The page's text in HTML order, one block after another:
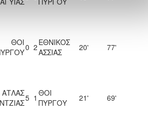
ΘΟΙ0 2 ΕΘΝΙΚΟΣ
ΑΣΣΙΑΣ
20' 77'
ΑΤΛΑΣ5 1 ΘΟΙ
ΠΥΡΓΟΥ
21' 69'